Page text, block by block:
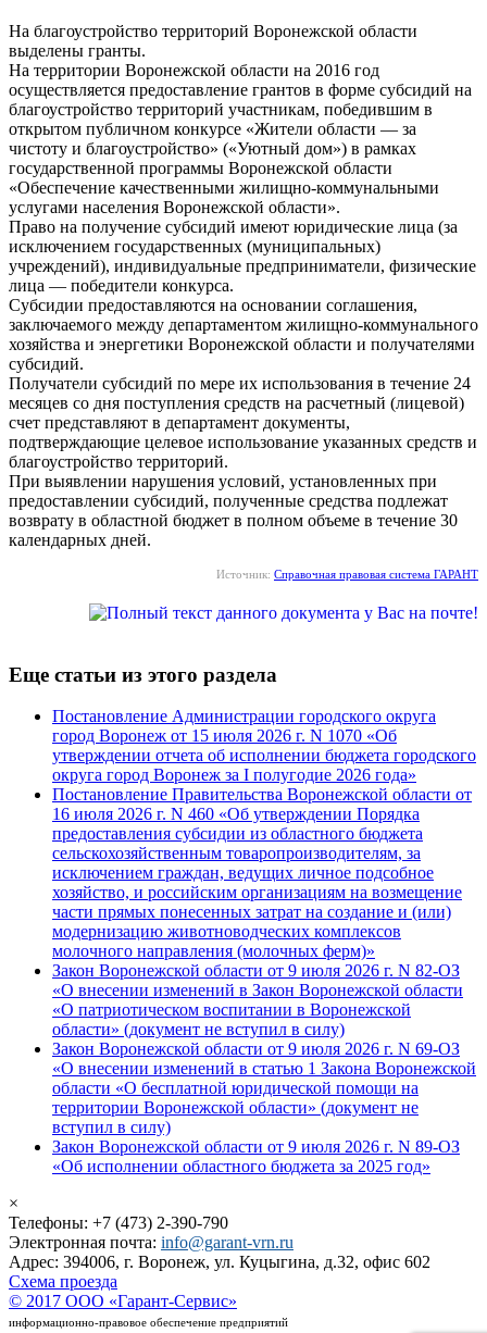
На благоустройство территорий Воронежской области
выделены гранты.
На территории Воронежской области на 2016 год
осуществляется предоставление грантов в форме субсидий на
благоустройство территорий участникам, победившим в
открытом публичном конкурсе «Жители области — за
чистоту и благоустройство» («Уютный дом») в рамках
государственной программы Воронежской области
«Обеспечение качественными жилищно-коммунальными
услугами населения Воронежской области».
Право на получение субсидий имеют юридические лица (за
исключением государственных (муниципальных)
учреждений), индивидуальные предприниматели, физические
лица — победители конкурса.
Субсидии предоставляются на основании соглашения,
заключаемого между департаментом жилищно-коммунального
хозяйства и энергетики Воронежской области и получателями
субсидий.
Получатели субсидий по мере их использования в течение 24
месяцев со дня поступления средств на расчетный (лицевой)
счет представляют в департамент документы,
подтверждающие целевое использование указанных средств и
благоустройство территорий.
При выявлении нарушения условий, установленных при
предоставлении субсидий, полученные средства подлежат
возврату в областной бюджет в полном объеме в течение 30
календарных дней.
Источник: Справочная правовая система ГАРАНТ
Еще статьи из этого раздела
Постановление Администрации городского округа
город Воронеж от 15 июля 2026 г. N 1070 «Об
утверждении отчета об исполнении бюджета городского
округа город Воронеж за I полугодие 2026 года»
Постановление Правительства Воронежской области от
16 июля 2026 г. N 460 «Об утверждении Порядка
предоставления субсидии из областного бюджета
сельскохозяйственным товаропроизводителям, за
исключением граждан, ведущих личное подсобное
хозяйство, и российским организациям на возмещение
части прямых понесенных затрат на создание и (или)
модернизацию животноводческих комплексов
молочного направления (молочных ферм)»
Закон Воронежской области от 9 июля 2026 г. N 82-ОЗ
«О внесении изменений в Закон Воронежской области
«О патриотическом воспитании в Воронежской
области» (документ не вступил в силу)
Закон Воронежской области от 9 июля 2026 г. N 69-ОЗ
«О внесении изменений в статью 1 Закона Воронежской
области «О бесплатной юридической помощи на
территории Воронежской области» (документ не
вступил в силу)
Закон Воронежской области от 9 июля 2026 г. N 89-ОЗ
«Об исполнении областного бюджета за 2025 год»
×
Телефоны: +7 (473) 2-390-790
Электронная почта: info@garant-vrn.ru
Адрес: 394006, г. Воронеж, ул. Куцыгина, д.32, офис 602
Схема проезда
© 2017 ООО «Гарант-Сервис»
информационно-правовое обеспечение предприятий